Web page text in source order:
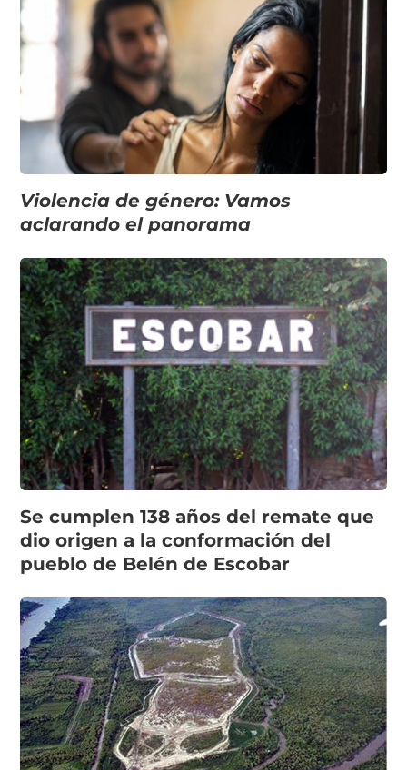
Violencia de género: Vamos
aclarando el panorama
Se cumplen 138 años del remate que
dio origen a la conformación del
pueblo de Belén de Escobar